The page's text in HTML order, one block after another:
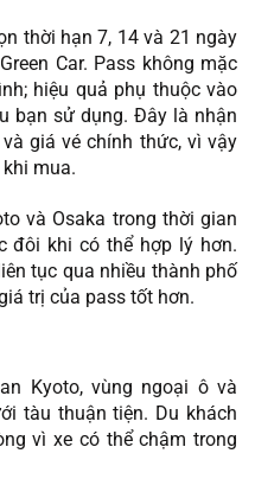
thời hạn 7, 14 và 21 ngày
Car. Pass không mặc
hiệu quả phụ thuộc vào
bạn sử dụng. Đây là nhận
giá vé chính thức, vì vậy
mua.
và Osaka trong thời gian
đôi khi có thể hợp lý hơn.
tục qua nhiều thành phố
trị của pass tốt hơn.
Kyoto, vùng ngoại ô và
tàu thuận tiện. Du khách
vì xe có thể chậm trong